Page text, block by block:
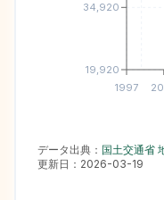
1997
19,920
34,920
データ出典： 国土交通省
更新日： 2026-03-19